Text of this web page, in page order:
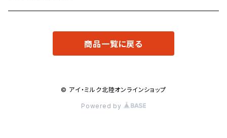
商品一覧に戻る
© アイ・ミルク北陸オンラインショップ
Powered by